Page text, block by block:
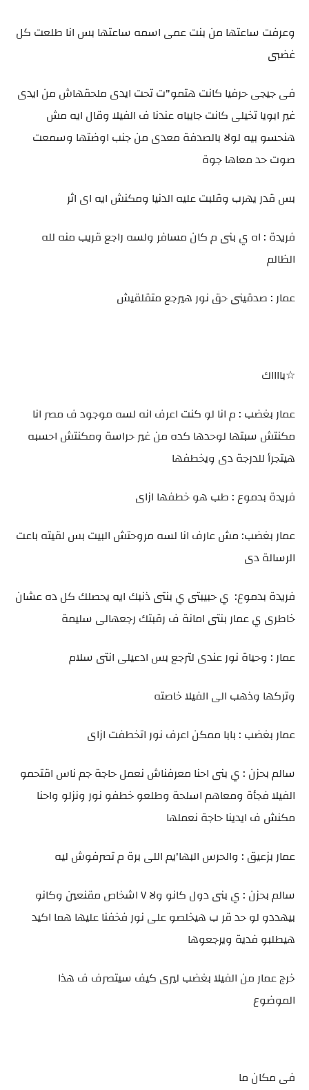
وعرفت ساعتها من بنت عمى اسمه ساعتها بس انا طلعت كل
غضبى
فى جيجى حرفيا كانت هتمو"ت تحت ايدى ملحقهاش من ايدى
غير ابويا تخيلى كانت جايباه عندنا ف الفيلا وقال ايه مش
هنحسو بيه لولا بالصدفة معدى من جنب اوضتها وسمعت
صوت حد معاها جوة
بس قدر يهرب وقلبت عليه الدنيا ومكنش ايه اى اثر
فريدة : اه ي بنى م كان مسافر ولسه راجع قريب منه لله
الظالم
عمار : صدقينى حق نور هيرجع متقلقيش
☆بااااك
عمار بغضب : م انا لو كنت اعرف انه لسه موجود ف مصر انا
مكنتش سبتها لوحدها كده من غير حراسة ومكنتش احسبه
هيتجرأ للدرجة دى ويخطفها
فريدة بدموع : طب هو خطفها ازاى
عمار بغضب: مش عارف انا لسه مروحتش البيت بس لقيته باعت
الرسالة دى
فريدة بدموع: ي حبيبتى ي بنتى ذنبك ايه يحصلك كل ده عشان
خاطرى ي عمار بنتى امانة ف رقبتك رجعهالى سليمة
عمار : وحياة نور عندى لترجع بس ادعيلى انتى سلام
وتركها وذهب الى الفيلا خاصته
عمار بغضب : بابا ممكن اعرف نور اتخطفت ازاى
سالم بحزن : ي بنى احنا معرفناش نعمل حاجة جم ناس اقتحمو
الفيلا فجأة ومعاهم اسلحة وطلعو خطفو نور ونزلو واحنا
مكنش ف ايدينا حاجة نعملها
عمار بزعيق : والحرس البها'يم اللى برة م تصرفوش ليه
سالم بحزن : ي بنى دول كانو ولا ٧ اشخاص مقنعين وكانو
بيهددو لو حد قر ب هيخلصو على نور فخفنا عليها هما اكيد
هيطلبو فدية ويرجعوها
خرج عمار من الفيلا بغضب ليرى كيف سيتصرف ف هذا
الموضوع
فى مكان ما